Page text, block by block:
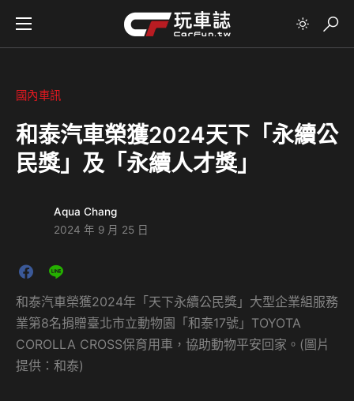
國內車訊
和泰汽車榮獲2024天下「永續公
民獎」及「永續人才獎」
Aqua Chang
2024 年 9 月 25 日
和泰汽車榮獲2024年「天下永續公民獎」大型企業組服務
業第8名捐贈臺北市立動物園「和泰17號」TOYOTA
COROLLA CROSS保育用車，協助動物平安回家。(圖片
提供：和泰)